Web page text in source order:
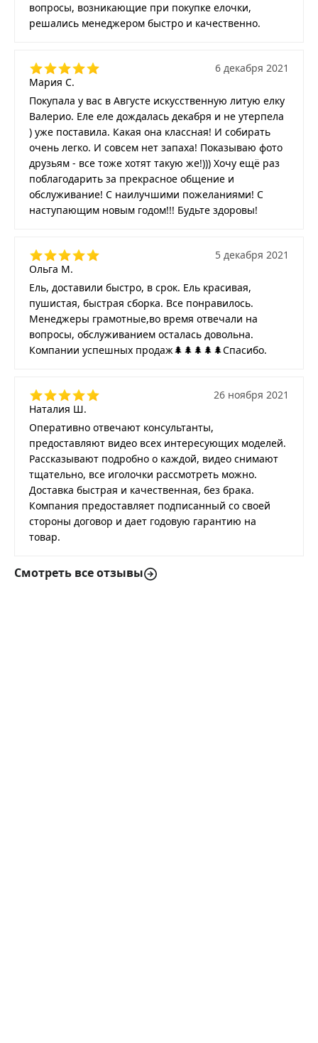
вопросы, возникающие при покупке елочки,
решались менеджером быстро и качественно.
Мария С.
6 декабря 2021
Покупала у вас в Августе искусственную литую елку
Валерио. Еле еле дождалась декабря и не утерпела
) уже поставила. Какая она классная! И собирать
очень легко. И совсем нет запаха! Показываю фото
друзьям - все тоже хотят такую же!))) Хочу ещё раз
поблагодарить за прекрасное общение и
обслуживание! С наилучшими пожеланиями! С
наступающим новым годом!!! Будьте здоровы!
Ольга М.
5 декабря 2021
Ель, доставили быстро, в срок. Ель красивая,
пушистая, быстрая сборка. Все понравилось.
Менеджеры грамотные,во время отвечали на
вопросы, обслуживанием осталась довольна.
Компании успешных продаж🌲🌲🌲🌲🌲Спасибо.
Наталия Ш.
26 ноября 2021
Оперативно отвечают консультанты,
предоставляют видео всех интересующих моделей.
Рассказывают подробно о каждой, видео снимают
тщательно, все иголочки рассмотреть можно.
Доставка быстрая и качественная, без брака.
Компания предоставляет подписанный со своей
стороны договор и дает годовую гарантию на
товар.
Смотреть все отзывы